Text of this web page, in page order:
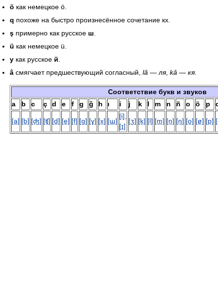
ö как немецкое ö.
q похоже на быстро произнесённое сочетание кх.
ş примерно как русское ш.
ü как немецкое ü.
y как русское й.
â смягчает предшествующий согласный, lâ —ля, kâ — кя.
Соответствие букв и звуков
а
b c ç d e f g ğ h ı i j k l m n ñ o ö p
[a] [b] [ʤ] [ʧ] [d] [e] [f] [g] [ɣ] [x] [ɯ]
[i],
[ɪ]
[ʒ] [k] [l] [m] [n] [ŋ] [o] [ø] [p]